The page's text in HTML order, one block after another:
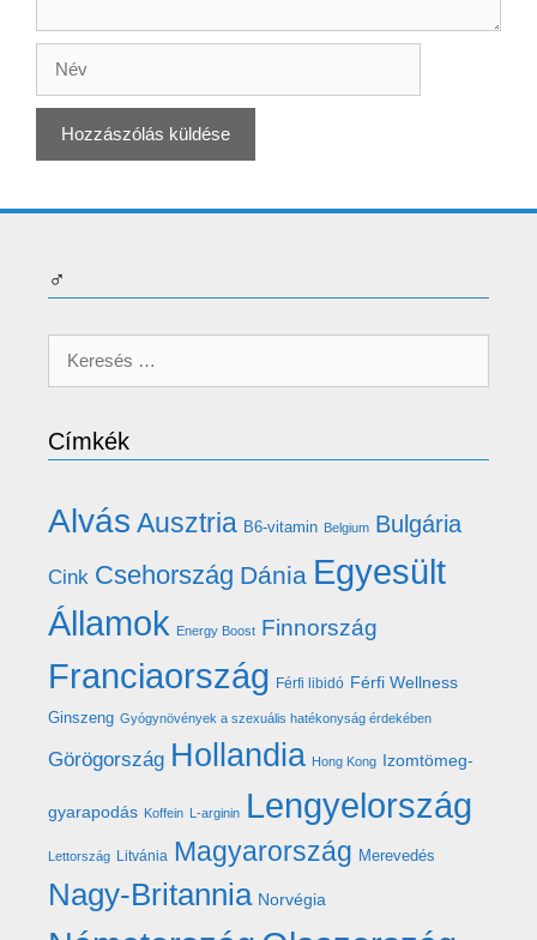
♂
Címkék
Alvás Ausztria B6-vitamin Belgium Bulgária
Cink Csehország Dánia Egyesült
Államok Energy Boost Finnország
Franciaország Férfi libidó Férfi Wellness
Ginszeng Gyógynövények a szexuális hatékonyság érdekében
Görögország Hollandia Hong Kong Izomtömeg-
gyarapodás Koffein L-arginin Lengyelország
Lettország Litvánia Magyarország Merevedés
Nagy-Britannia Norvégia